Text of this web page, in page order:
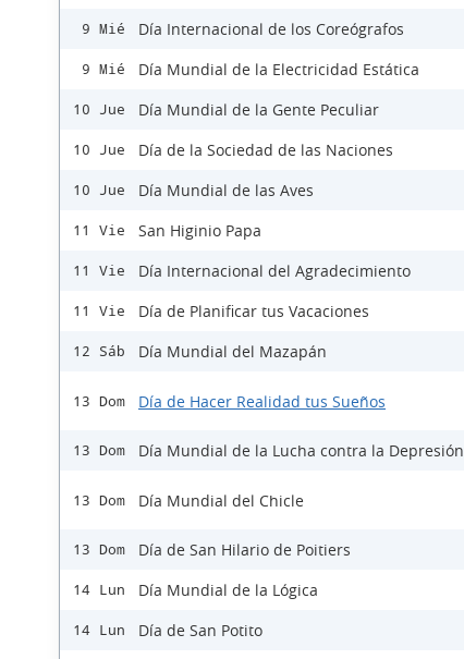
9 Mié Día Internacional de los Coreógrafos
9 Mié Día Mundial de la Electricidad Estática
10 Jue Día Mundial de la Gente Peculiar
10 Jue Día de la Sociedad de las Naciones
10 Jue Día Mundial de las Aves
11 Vie San Higinio Papa
11 Vie Día Internacional del Agradecimiento
11 Vie Día de Planificar tus Vacaciones
12 Sáb Día Mundial del Mazapán
13 Dom Día de Hacer Realidad tus Sueños
13 Dom Día Mundial de la Lucha contra la Depresión
13 Dom Día Mundial del Chicle
13 Dom Día de San Hilario de Poitiers
14 Lun Día Mundial de la Lógica
14 Lun Día de San Potito